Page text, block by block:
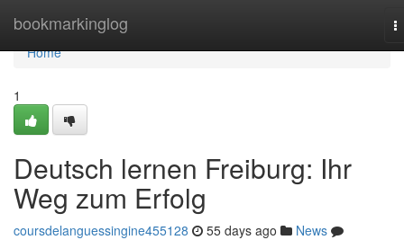
bookmarkinglog
Home
Home
1
Deutsch lernen Freiburg: Ihr
Weg zum Erfolg
coursdelanguessingine455128 55 days ago
News